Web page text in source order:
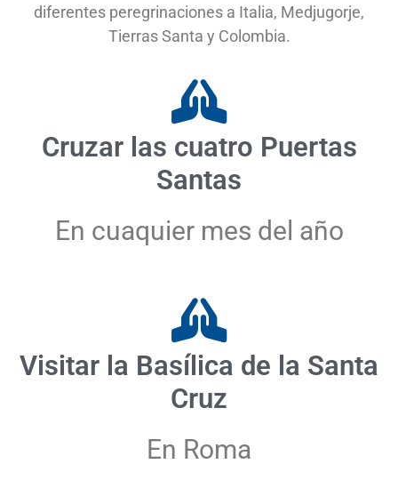
diferentes peregrinaciones a Italia, Medjugorje,
Tierras Santa y Colombia.
Cruzar las cuatro Puertas
Santas
En cuaquier mes del año
Visitar la Basílica de la Santa
Cruz
En Roma